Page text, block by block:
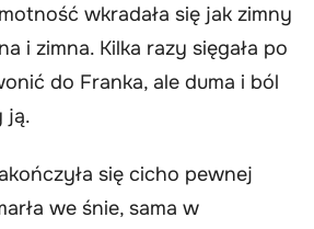
wkradała się jak zimny
i zimna. Kilka razy sięgała po
do Franka, ale duma i ból
ją.
się cicho pewnej
we śnie, sama w